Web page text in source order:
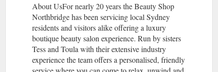
About UsFor nearly 20 years the Beauty Shop
Northbridge has been servicing local Sydney
residents and visitors alike offering a luxury
boutique beauty salon experience. Run by sisters
Tess and Toula with their extensive industry
experience the team offers a personalised, friendly